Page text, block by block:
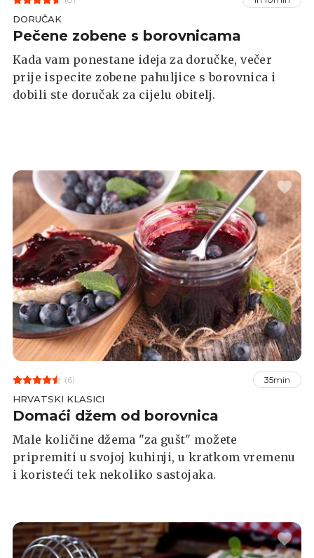
DORUČAK
Pečene zobene s borovnicama
Kada vam ponestane ideja za doručke, večer
prije ispecite zobene pahuljice s borovnica i
dobili ste doručak za cijelu obitelj.
(6) 35min
HRVATSKI KLASICI
Domaći džem od borovnica
Male količine džema "za gušt" možete
pripremiti u svojoj kuhinji, u kratkom vremenu
i koristeći tek nekoliko sastojaka.